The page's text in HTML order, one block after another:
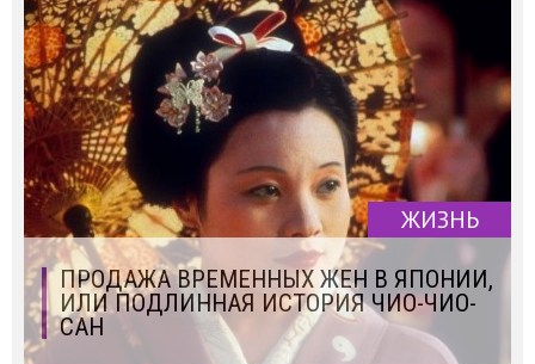
ЖИЗНЬ
ПРОДАЖА ВРЕМЕННЫХ ЖЕН В ЯПОНИИ,
ИЛИ ПОДЛИННАЯ ИСТОРИЯ ЧИО-ЧИО-
САН